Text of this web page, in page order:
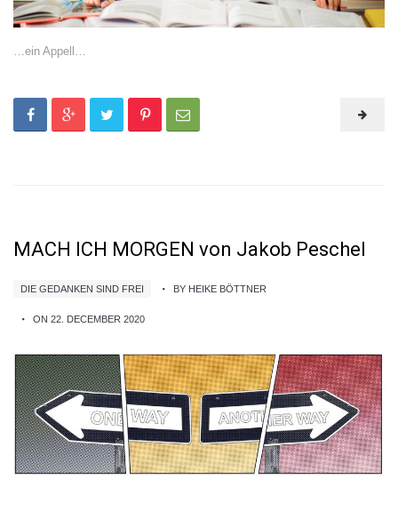
…ein Appell…
MACH ICH MORGEN von Jakob Peschel
DIE GEDANKEN SIND FREI BY HEIKE BÖTTNER
ON 22. DECEMBER 2020